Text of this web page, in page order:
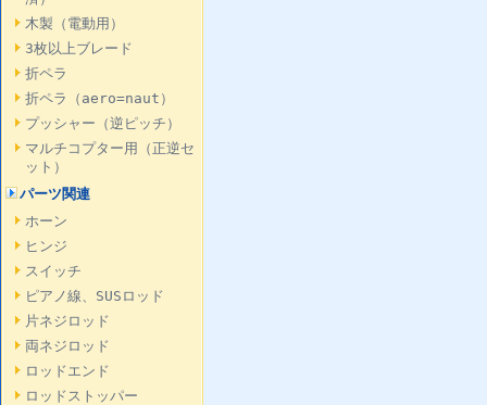
木製（電動用）
3枚以上ブレード
折ペラ
折ペラ（aero=naut）
プッシャー（逆ピッチ）
マルチコプター用（正逆セ
ット）
パーツ関連
ホーン
ヒンジ
スイッチ
ピアノ線、SUSロッド
片ネジロッド
両ネジロッド
ロッドエンド
ロッドストッパー